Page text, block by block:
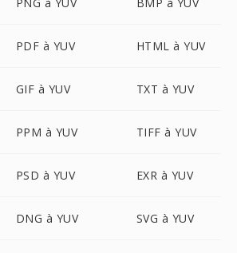
PDF à YUV HTML à YUV
GIF à YUV TXT à YUV
PPM à YUV TIFF à YUV
PSD à YUV EXR à YUV
DNG à YUV SVG à YUV